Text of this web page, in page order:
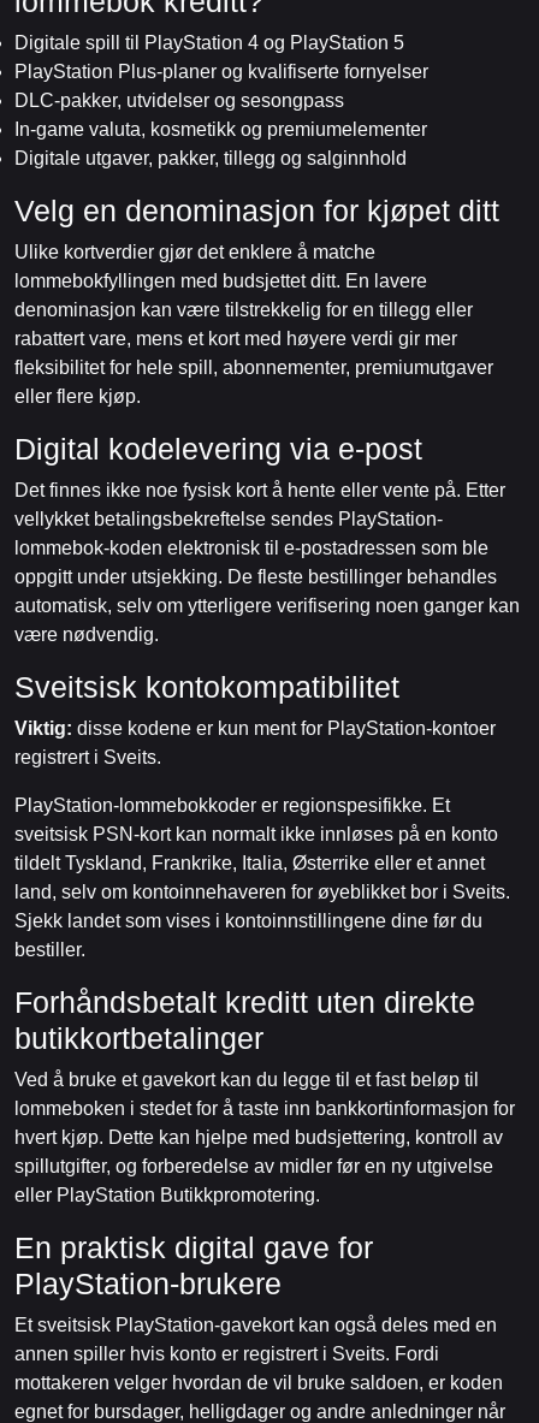
Digitale spill til PlayStation 4 og PlayStation 5
PlayStation Plus-planer og kvalifiserte fornyelser
DLC-pakker, utvidelser og sesongpass
In-game valuta, kosmetikk og premiumelementer
Digitale utgaver, pakker, tillegg og salginnhold
Velg en denominasjon for kjøpet ditt
Ulike kortverdier gjør det enklere å matche
lommebokfyllingen med budsjettet ditt. En lavere
denominasjon kan være tilstrekkelig for en tillegg eller
rabattert vare, mens et kort med høyere verdi gir mer
fleksibilitet for hele spill, abonnementer, premiumutgaver
eller flere kjøp.
Digital kodelevering via e-post
Det finnes ikke noe fysisk kort å hente eller vente på. Etter
vellykket betalingsbekreftelse sendes PlayStation-
lommebok-koden elektronisk til e-postadressen som ble
oppgitt under utsjekking. De fleste bestillinger behandles
automatisk, selv om ytterligere verifisering noen ganger kan
være nødvendig.
Sveitsisk kontokompatibilitet
Viktig: disse kodene er kun ment for PlayStation-kontoer
registrert i Sveits.
PlayStation-lommebokkoder er regionspesifikke. Et
sveitsisk PSN-kort kan normalt ikke innløses på en konto
tildelt Tyskland, Frankrike, Italia, Østerrike eller et annet
land, selv om kontoinnehaveren for øyeblikket bor i Sveits.
Sjekk landet som vises i kontoinnstillingene dine før du
bestiller.
Forhåndsbetalt kreditt uten direkte
butikkortbetalinger
Ved å bruke et gavekort kan du legge til et fast beløp til
lommeboken i stedet for å taste inn bankkortinformasjon for
hvert kjøp. Dette kan hjelpe med budsjettering, kontroll av
spillutgifter, og forberedelse av midler før en ny utgivelse
eller PlayStation Butikkpromotering.
En praktisk digital gave for
PlayStation-brukere
Et sveitsisk PlayStation-gavekort kan også deles med en
annen spiller hvis konto er registrert i Sveits. Fordi
mottakeren velger hvordan de vil bruke saldoen, er koden
egnet for bursdager, helligdager og andre anledninger når